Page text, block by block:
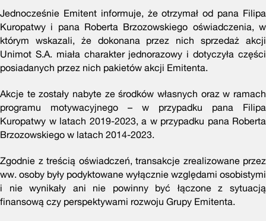
Jednocześnie Emitent informuje, że otrzymał od pana Filipa
Kuropatwy i pana Roberta Brzozowskiego oświadczenia, w
którym wskazali, że dokonana przez nich sprzedaż akcji
Unimot S.A. miała charakter jednorazowy i dotyczyła części
posiadanych przez nich pakietów akcji Emitenta.
Akcje te zostały nabyte ze środków własnych oraz w ramach
programu motywacyjnego – w przypadku pana Filipa
Kuropatwy w latach 2019-2023, a w przypadku pana Roberta
Brzozowskiego w latach 2014-2023.
Zgodnie z treścią oświadczeń, transakcje zrealizowane przez
ww. osoby były podyktowane wyłącznie względami osobistymi
i nie wynikały ani nie powinny być łączone z sytuacją
finansową czy perspektywami rozwoju Grupy Emitenta.